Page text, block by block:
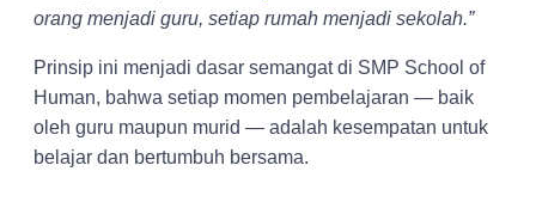
orang menjadi guru, setiap rumah menjadi sekolah.”
Prinsip ini menjadi dasar semangat di SMP School of
Human, bahwa setiap momen pembelajaran — baik
oleh guru maupun murid — adalah kesempatan untuk
belajar dan bertumbuh bersama.